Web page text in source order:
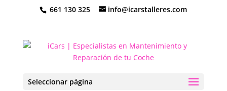
661 130 325 info@icarstalleres.com
Seleccionar página